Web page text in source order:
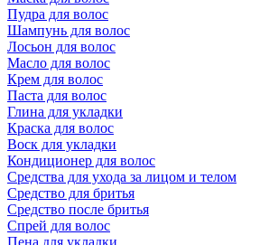
Пудра для волос
Шампунь для волос
Лосьон для волос
Масло для волос
Крем для волос
Паста для волос
Глина для укладки
Краска для волос
Воск для укладки
Кондиционер для волос
Средства для ухода за лицом и телом
Средство для бритья
Средство после бритья
Спрей для волос
Пена для укладки